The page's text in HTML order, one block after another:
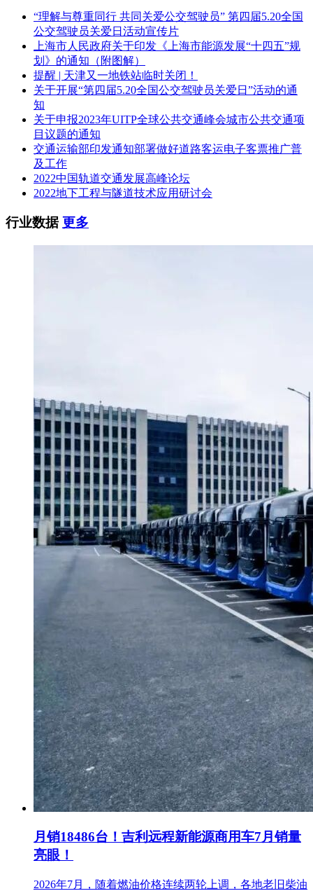
“理解与尊重同行 共同关爱公交驾驶员” 第四届5.20全国
公交驾驶员关爱日活动宣传片
上海市人民政府关于印发《上海市能源发展“十四五”规
划》的通知（附图解）
提醒 | 天津又一地铁站临时关闭！
关于开展“第四届5.20全国公交驾驶员关爱日”活动的通
知
关于申报2023年UITP全球公共交通峰会城市公共交通项
目议题的通知
交通运输部印发通知部署做好道路客运电子客票推广普
及工作
2022中国轨道交通发展高峰论坛
2022地下工程与隧道技术应用研讨会
行业数据更多
月销18486台！吉利远程新能源商用车7月销量
亮眼！
2026年7月，随着燃油价格连续两轮上调，各地老旧柴油